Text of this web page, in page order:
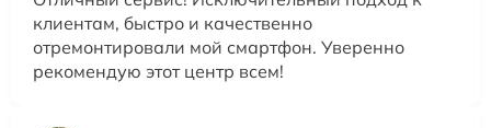
клиентам, быстро и качественно
отремонтировали мой смартфон. Уверенно
рекомендую этот центр всем!